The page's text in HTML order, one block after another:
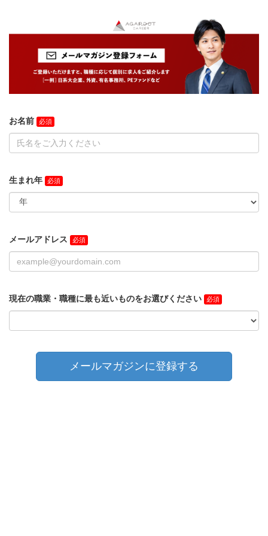
お名前
生まれ年
メールアドレス
現在の職業・職種に最も近いものをお選びください